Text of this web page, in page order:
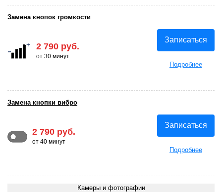
2 790 руб.
от 30 минут
Записаться
Подробнее
Замена кнопок громкости
2 790 руб.
от 40 минут
Записаться
Подробнее
Замена кнопки вибро
Камеры и фотографии